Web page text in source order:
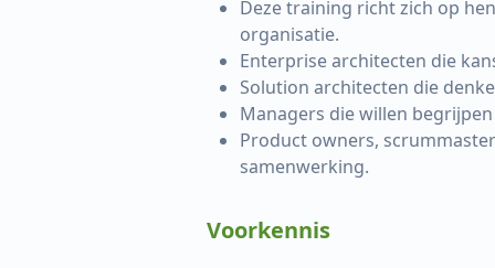
Deze training richt zich op
organisatie.
Enterprise architecten die
Solution architecten die
Managers die willen
Product owners,
samenwerking.
Voorkennis